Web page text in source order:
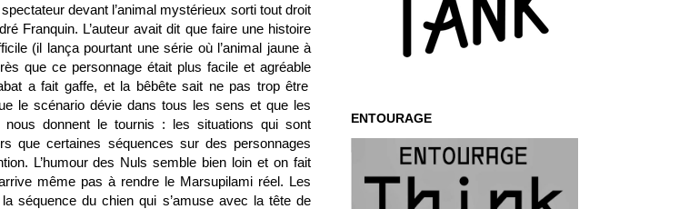
devant l’animal mystérieux sorti tout droit
Franquin. L’auteur avait dit que faire une histoire
(il lança pourtant une série où l’animal jaune à
que ce personnage était plus facile et agréable
a fait gaffe, et la bêbête sait ne pas trop être
le scénario dévie dans tous les sens et que les
nous donnent le tournis : les situations qui sont
que certaines séquences sur des personnages
L’humour des Nuls semble bien loin et on fait
même pas à rendre le Marsupilami réel. Les
séquence du chien qui s’amuse avec la tête de
ENTOURAGE